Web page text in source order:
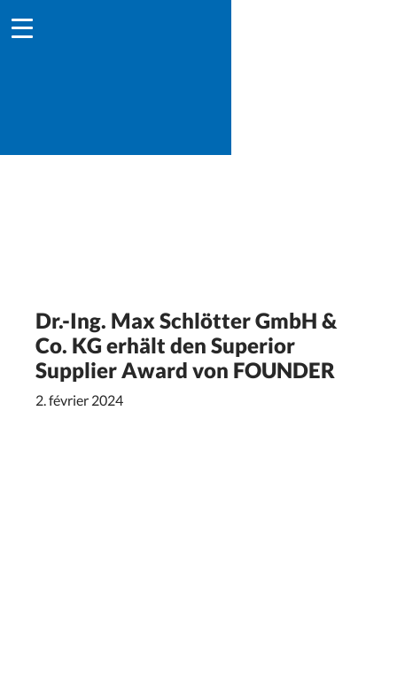
Dr.-Ing. Max Schlötter GmbH &
Co. KG erhält den Superior
Supplier Award von FOUNDER
2. février 2024